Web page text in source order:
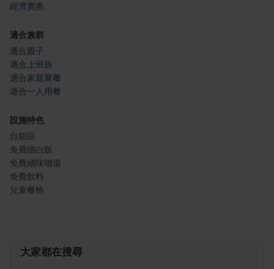
經濟實惠
適合族群
適合親子
適合上班族
適合家庭聚餐
適合一人用餐
設施特色
自助區
免費續白飯
免費續味噌湯
免費飲料
兒童餐椅
大家都在搜尋